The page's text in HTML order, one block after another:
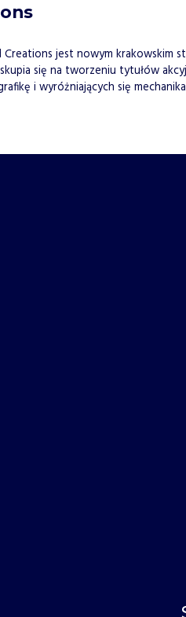
Creations jest nowym krakowskim
skupia się na tworzeniu tytułów
i wyróżniających się